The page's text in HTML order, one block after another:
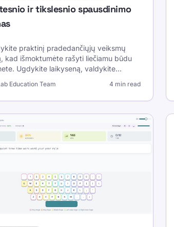
ir tikslesnio spausdinimo
praktinį pradedančiųjų veiksmų
kad išmoktumėte rašyti liečiamu būdu
Ugdykite laikyseną, valdykite
ir savaitės etalonus.
Education Team 4 min read